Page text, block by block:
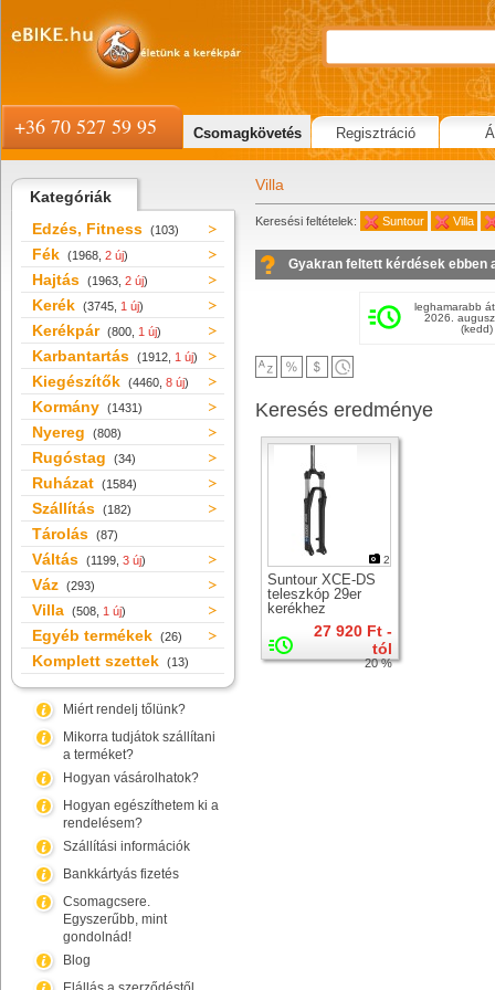
Kategóriák
Edzés, Fitness (103)
Fék (1968, 2 új)
Hajtás (1963, 2 új)
Kerék (3745, 1 új)
Kerékpár (800, 1 új)
Karbantartás (1912, 1 új)
Kiegészítők (4460, 8 új)
Kormány (1431)
Nyereg (808)
Rugóstag (34)
Ruházat (1584)
Szállítás (182)
Tárolás (87)
Váltás (1199, 3 új)
Váz (293)
Villa (508, 1 új)
Egyéb termékek (26)
Komplett szettek (13)
Miért rendelj tőlünk?
Mikorra tudjátok szállítani
a terméket?
Hogyan vásárolhatok?
Hogyan egészíthetem ki a
rendelésem?
Szállítási információk
Bankkártyás fizetés
Csomagcsere.
Egyszerűbb, mint
gondolnád!
Blog
Villa
Keresési feltételek: Suntour Villa
Gyakran feltett kérdések ebben
leghamarabb
2026.
(kedd)
Keresés eredménye
2
Suntour XCE-DS
teleszkóp 29er
kerékhez
27 920 Ft -
tól
20 %
+36 70 527 59 95 Csomagkövetés Regisztráció